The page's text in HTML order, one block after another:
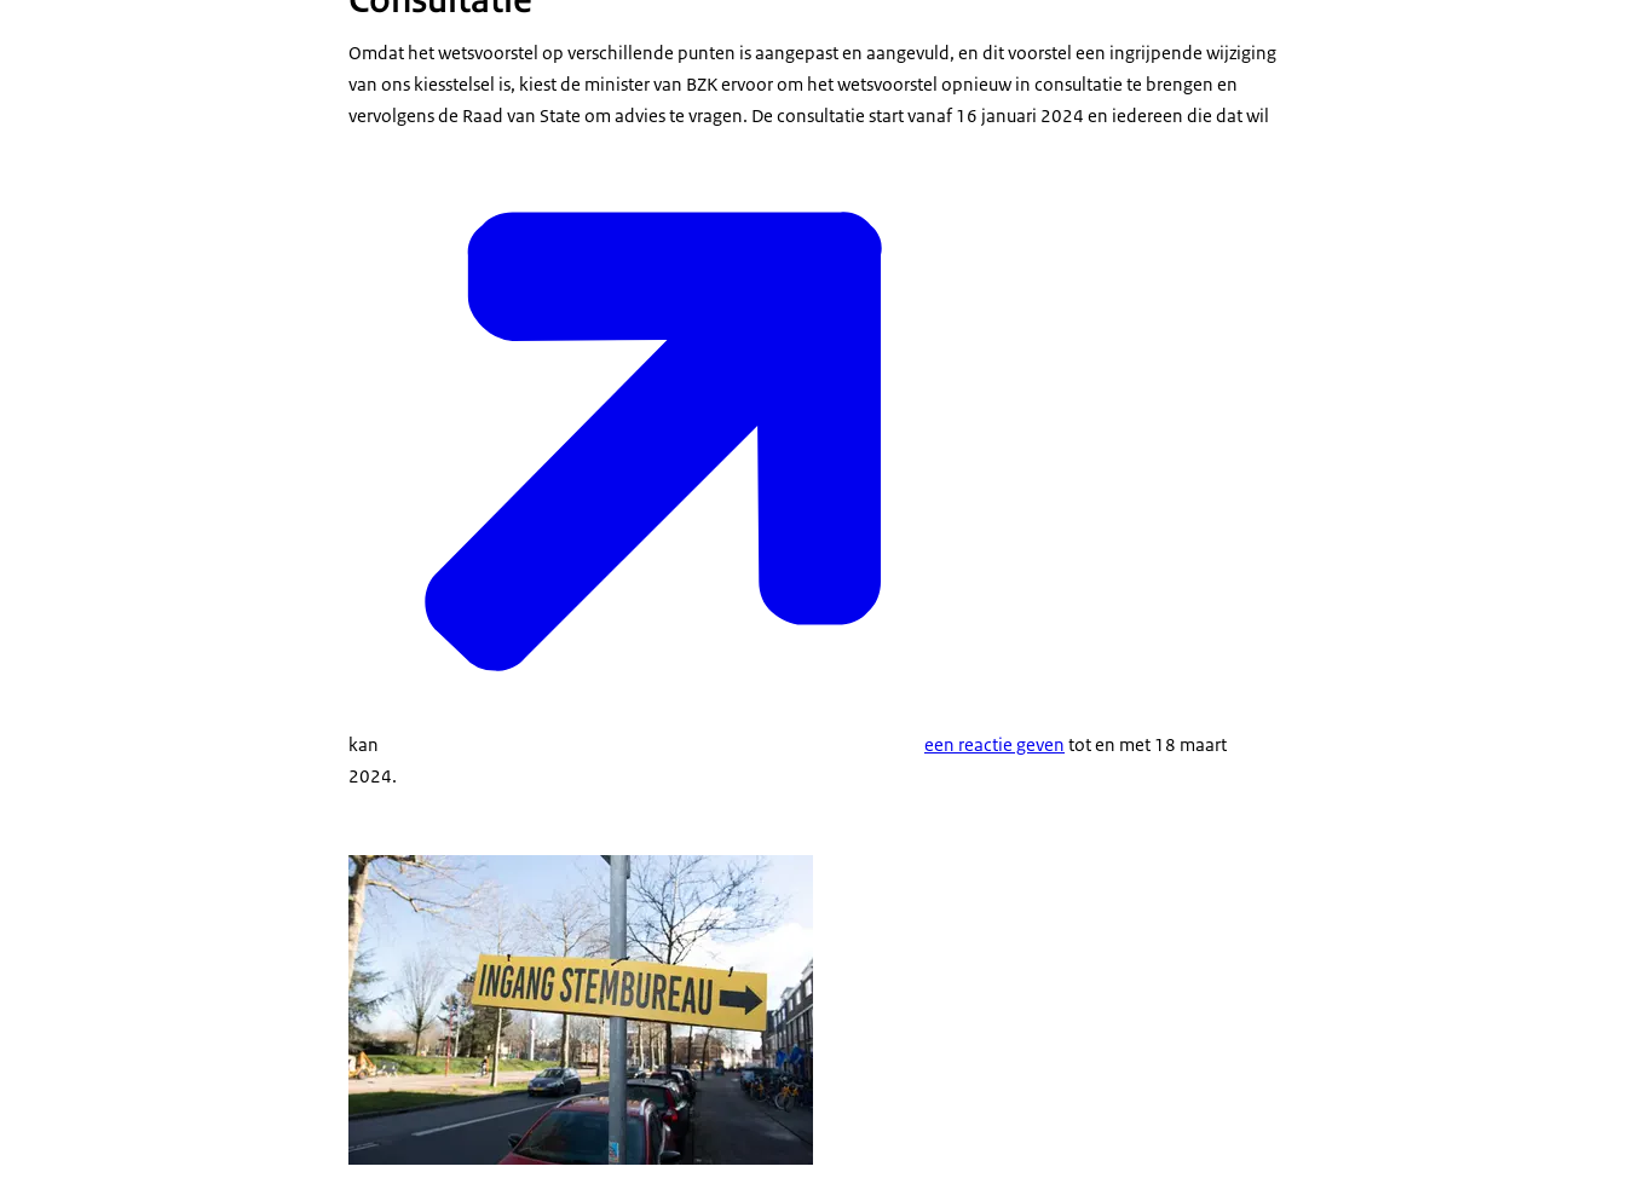
Omdat het wetsvoorstel op verschillende punten is aangepast en aangevuld, en dit voorstel een ingrijpende wijziging
van ons kiesstelsel is, kiest de minister van BZK ervoor om het wetsvoorstel opnieuw in consultatie te brengen en
vervolgens de Raad van State om advies te vragen. De consultatie start vanaf 16 januari 2024 en iedereen die dat wil
kan een reactie geven tot en met 18 maart
2024.